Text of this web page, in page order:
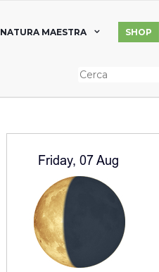
NATURA MAESTRA SHOP